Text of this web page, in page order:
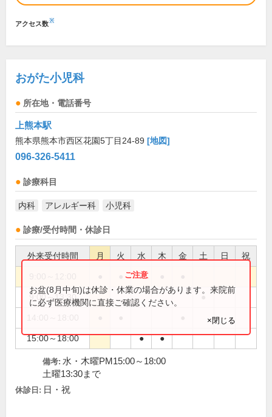
アクセス数※
おがた小児科
所在地・電話番号
上熊本駅
熊本県熊本市西区花園5丁目24-89 [地図]
096-326-5411
診療科目
内科 アレルギー科 小児科
診療/受付時間・休診日
外来受付時間 月 火 水 木 金 土 日 祝
●
9:00～13:30 ●
15:00～18:00 ● ●
お盆(8月中旬)は休診・休業の場合があります。来院前
に必ず医療機関に直接ご確認ください。
×閉じる
備考: 水・木曜PM15:00～18:00
土曜13:30まで
休診日: 日・祝